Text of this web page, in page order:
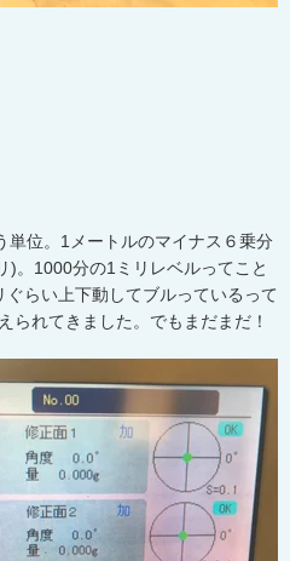
単位。1メートルのマイナス６乗分
。1000分の1ミリレベルってこと
らい上下動してブルっているって
られてきました。でもまだまだ！